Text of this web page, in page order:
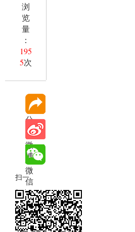
浏
览
量
：
195
5次
分
享
微
博
微
信
扫一
扫在
手机
打开